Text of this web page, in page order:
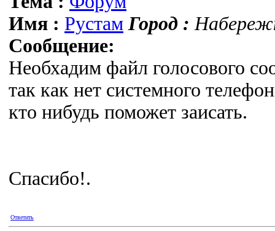
Имя : Рустам Город :
Сообщение:
Необхадим файл голосового
так как нет системного
кто нибудь поможет заисать.
Спасибо!.
Ответить